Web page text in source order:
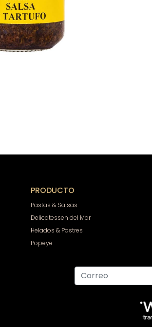
PRODUCTO
Pastas & Salsas
Delicatessen del Mar
Helados & Postres
Popeye